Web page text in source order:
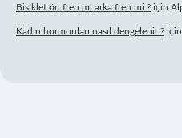
Bisiklet ön fren mi arka fren mi ? için
Kadın hormonları nasıl dengelenir ? için